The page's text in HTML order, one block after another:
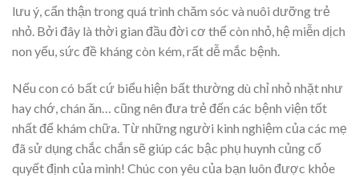
lưu ý, cẩn thận trong quá trình chăm sóc và nuôi dưỡng trẻ
nhỏ. Bởi đây là thời gian đầu đời cơ thể còn nhỏ, hệ miễn dịch
non yếu, sức đề kháng còn kém, rất dễ mắc bệnh.
Nếu con có bất cứ biểu hiện bất thường dù chỉ nhỏ nhặt như
hay chớ, chán ăn… cũng nên đưa trẻ đến các bệnh viện tốt
nhất để khám chữa. Từ những người kinh nghiệm của các mẹ
đã sử dụng chắc chắn sẽ giúp các bậc phụ huynh củng cố
quyết định của mình! Chúc con yêu của bạn luôn được khỏe